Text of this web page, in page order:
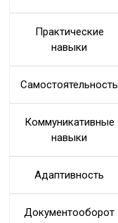
Практические
навыки
Самостоятельность
Коммуникативные
навыки
Адаптивность
Документооборот